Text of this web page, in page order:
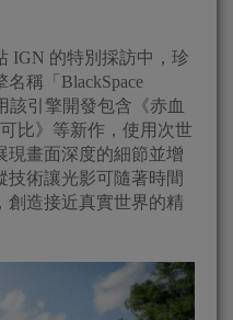
IGN 的特別採訪中，珍
稱「BlackSpace
該引擎開發包含《赤血
比》等新作，使用次世
現畫面深度的細節並增
技術讓光影可隨著時間
創造接近真實世界的精